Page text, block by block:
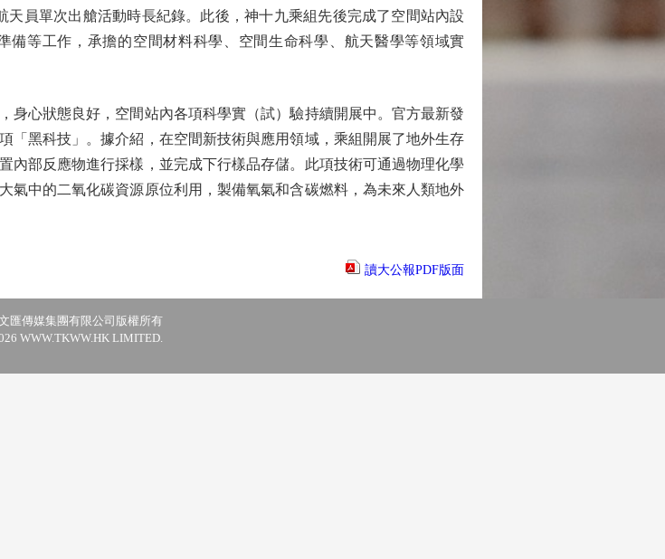
員單次出艙活動時長紀錄。此後，神十九乘組先後完成了空間站內設
備等工作，承擔的空間材料科學、空間生命科學、航天醫學等領域實
心狀態良好，空間站內各項科學實（試）驗持續開展中。官方最新發
「黑科技」。據介紹，在空間新技術與應用領域，乘組開展了地外生存
內部反應物進行採樣，並完成下行樣品存儲。此項技術可通過物理化學
氣中的二氧化碳資源原位利用，製備氧氣和含碳燃料，為未來人類地外
讀大公報PDF版面
匯傳媒集團有限公司版權所有
WWW.TKWW.HK LIMITED.